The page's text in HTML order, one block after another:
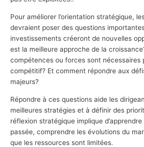
Pour améliorer l’orientation stratégique,
devraient poser des questions
investissements créeront de nouvelles
est la meilleure approche de la
compétences ou forces sont nécessaires
compétitif? Et comment répondre aux
majeurs?
Répondre à ces questions aide les
meilleures stratégies et à définir des
réflexion stratégique implique d’apprendre
passée, comprendre les évolutions du
que les ressources sont limitées.